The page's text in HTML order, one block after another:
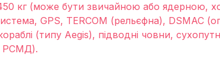
кг (може бути звичайною або ядерною,
GPS, TERCOM (рельєфна), DSMAC
(типу Aegis), підводні човни,
РСМД).